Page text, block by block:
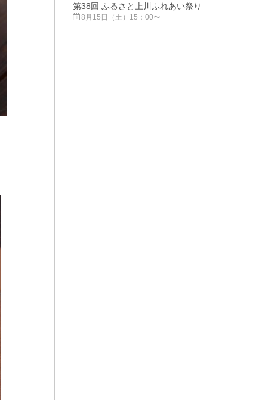
第38回 ふるさと上川ふれあい祭り
8月15日（土）15：00〜